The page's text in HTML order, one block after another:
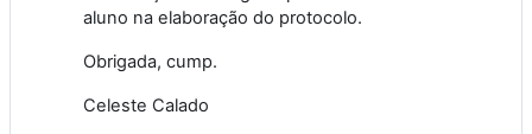
aluno na elaboração do protocolo.
Obrigada, cump.
Celeste Calado